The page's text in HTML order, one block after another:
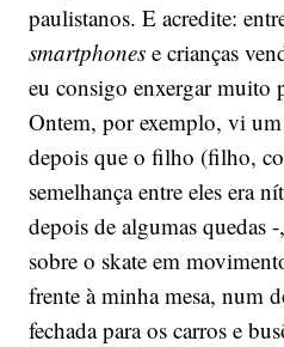
paulistanos. E acredite:
smartphonese crianças
eu consigo enxergar muito
Ontem, por exemplo, vi
depois que o filho (filho,
semelhança entre eles era
depois de algumas quedas
sobre o skate em
frente à minha mesa, num
fechada para os carros e